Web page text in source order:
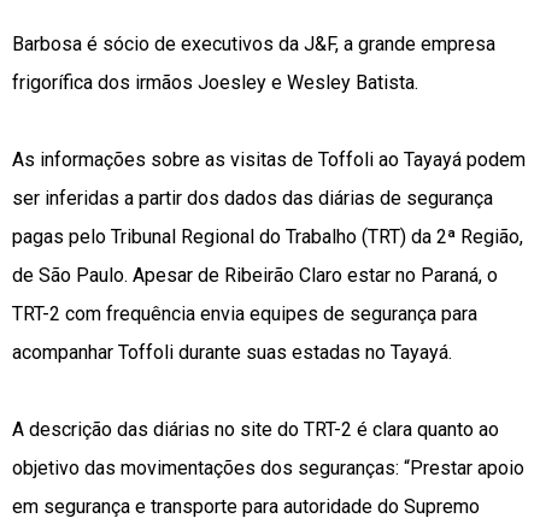
Barbosa é sócio de executivos da J&F, a grande empresa
frigorífica dos irmãos Joesley e Wesley Batista.
As informações sobre as visitas de Toffoli ao Tayayá podem
ser inferidas a partir dos dados das diárias de segurança
pagas pelo Tribunal Regional do Trabalho (TRT) da 2ª Região,
de São Paulo. Apesar de Ribeirão Claro estar no Paraná, o
TRT-2 com frequência envia equipes de segurança para
acompanhar Toffoli durante suas estadas no Tayayá.
A descrição das diárias no site do TRT-2 é clara quanto ao
objetivo das movimentações dos seguranças: “Prestar apoio
em segurança e transporte para autoridade do Supremo